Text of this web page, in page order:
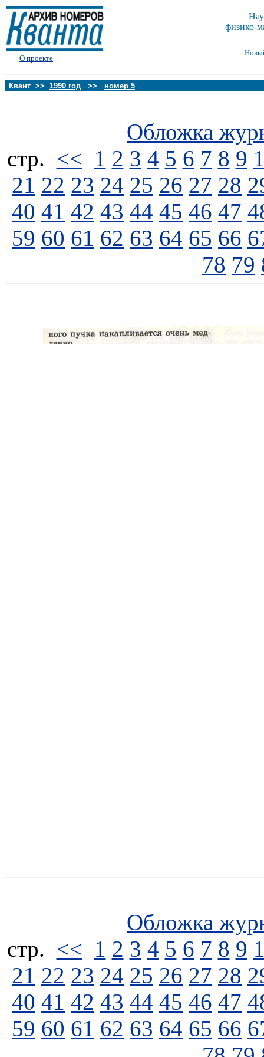
О проекте
физико-
Квант >> 1990 год >> номер 5
Обложка
стp. << 1 2 3 4 5 6 7 8 9
21 22 23 24 25 26 27 28
40 41 42 43 44 45 46 47
59 60 61 62 63 64 65 66
78 79
Обложка
стp. << 1 2 3 4 5 6 7 8 9
21 22 23 24 25 26 27 28
40 41 42 43 44 45 46 47
59 60 61 62 63 64 65 66